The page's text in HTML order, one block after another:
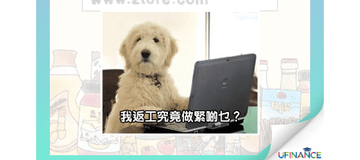
計算
機
學生
故事
大專
生筍
工推
介
問題
學生
福利
uFina
聯絡